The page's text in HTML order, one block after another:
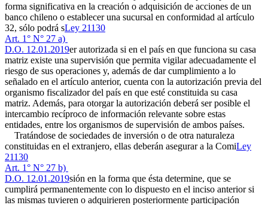
forma significativa en la creación o adquisición de acciones de un
banco chileno o establecer una sucursal en conformidad al artículo
32, sólo podrá sLey 21130
Art. 1° N° 27 a)
D.O. 12.01.2019er autorizada si en el país en que funciona su casa
matriz existe una supervisión que permita vigilar adecuadamente el
riesgo de sus operaciones y, además de dar cumplimiento a lo
señalado en el artículo anterior, cuenta con la autorización previa del
organismo fiscalizador del país en que esté constituida su casa
matriz. Además, para otorgar la autorización deberá ser posible el
intercambio recíproco de información relevante sobre estas
entidades, entre los organismos de supervisión de ambos países.
Tratándose de sociedades de inversión o de otra naturaleza
constituidas en el extranjero, ellas deberán asegurar a la ComiLey
21130
Art. 1° N° 27 b)
D.O. 12.01.2019sión en la forma que ésta determine, que se
cumplirá permanentemente con lo dispuesto en el inciso anterior si
las mismas tuvieren o adquirieren posteriormente participación